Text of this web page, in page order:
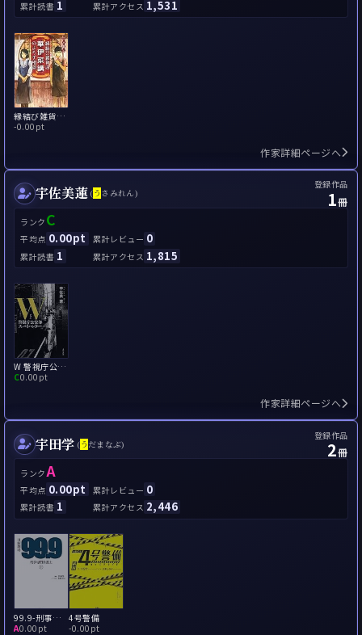
累計読書 1 累計アクセス 1,531
縁結び雑貨店「華伊菜講(かいなこう)」のよろず相談
-0.00pt
作家詳細ページへ
宇佐美蓮 (う さみれん)
登録作品
1冊
ランク C
平均点 0.00pt 累計レビュー 0
累計読書 1 累計アクセス 1,815
W 警視庁公安部 スパイハンター
C0.00pt
作家詳細ページへ
宇田学 (う だまなぶ)
登録作品
2冊
ランクA
平均点 0.00pt 累計レビュー 0
累計読書 1 累計アクセス 2,446
99.9-刑事専門弁護士-
A0.00pt
4号警備
-0.00pt